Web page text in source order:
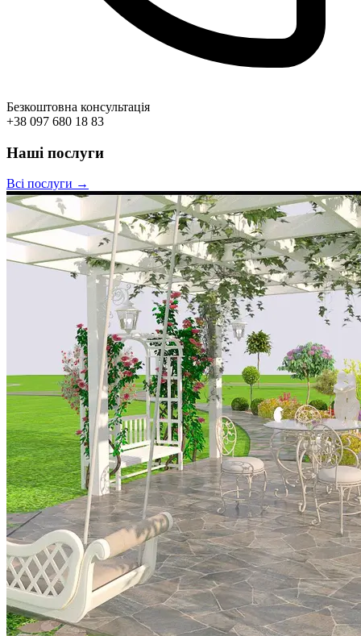
Безкоштовна консультація
+38 097 680 18 83
Наші послуги
Всі послуги →